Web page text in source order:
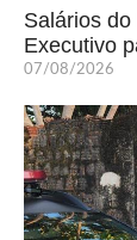
Salários
Executivo
07/08/2026